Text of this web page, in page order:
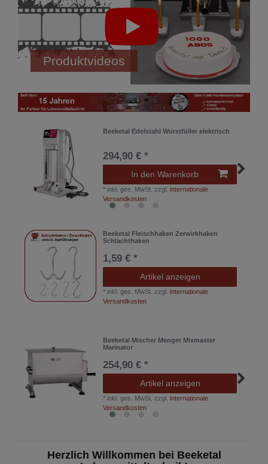
Produktvideos
Beeketal Edelstahl Wurstfüller elektrisch
294,90 € *
In den Warenkorb
* inkl. ges. MwSt. zzgl.internationale
Versandkosten
Beeketal Fleischhaken Zerwirkhaken
Schlachthaken
1,59 € *
Artikel anzeigen
* inkl. ges. MwSt. zzgl.internationale
Versandkosten
Beeketal Mischer Menger Mixmaster
Marinator
254,90 € *
Artikel anzeigen
* inkl. ges. MwSt. zzgl.internationale
Versandkosten
Herzlich Willkommen bei Beeketal